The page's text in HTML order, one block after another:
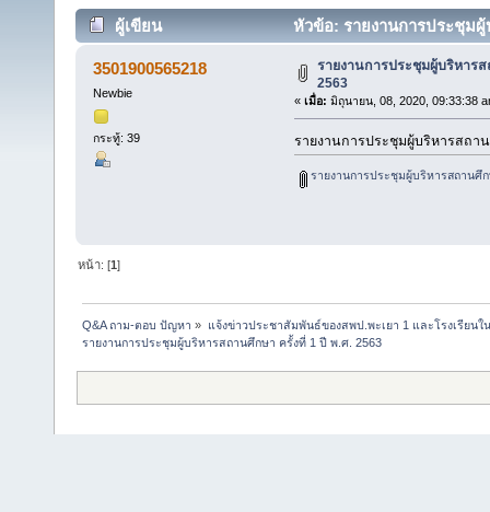
ผู้เขียน หัวข้อ: รายงานการประชุม
3501900565218
Newbie
กระทู้: 39
รายงานการประชุมผู้บริหาร
2563
« เมื่อ: มิถุนายน, 08, 2020, 09:33:38
รายงานการประชุมผู้บริหารสถา
รายงานการประชุมผู้บริหารสถานศึ
หน้า: [1]
Q&A ถาม-ตอบ ปัญหา » แจ้งข่าวประชาสัมพันธ์ของสพป.พะเยา 1 และโรงเรียนใ
รายงานการประชุมผู้บริหารสถานศึกษา ครั้งที่ 1 ปี พ.ศ. 2563